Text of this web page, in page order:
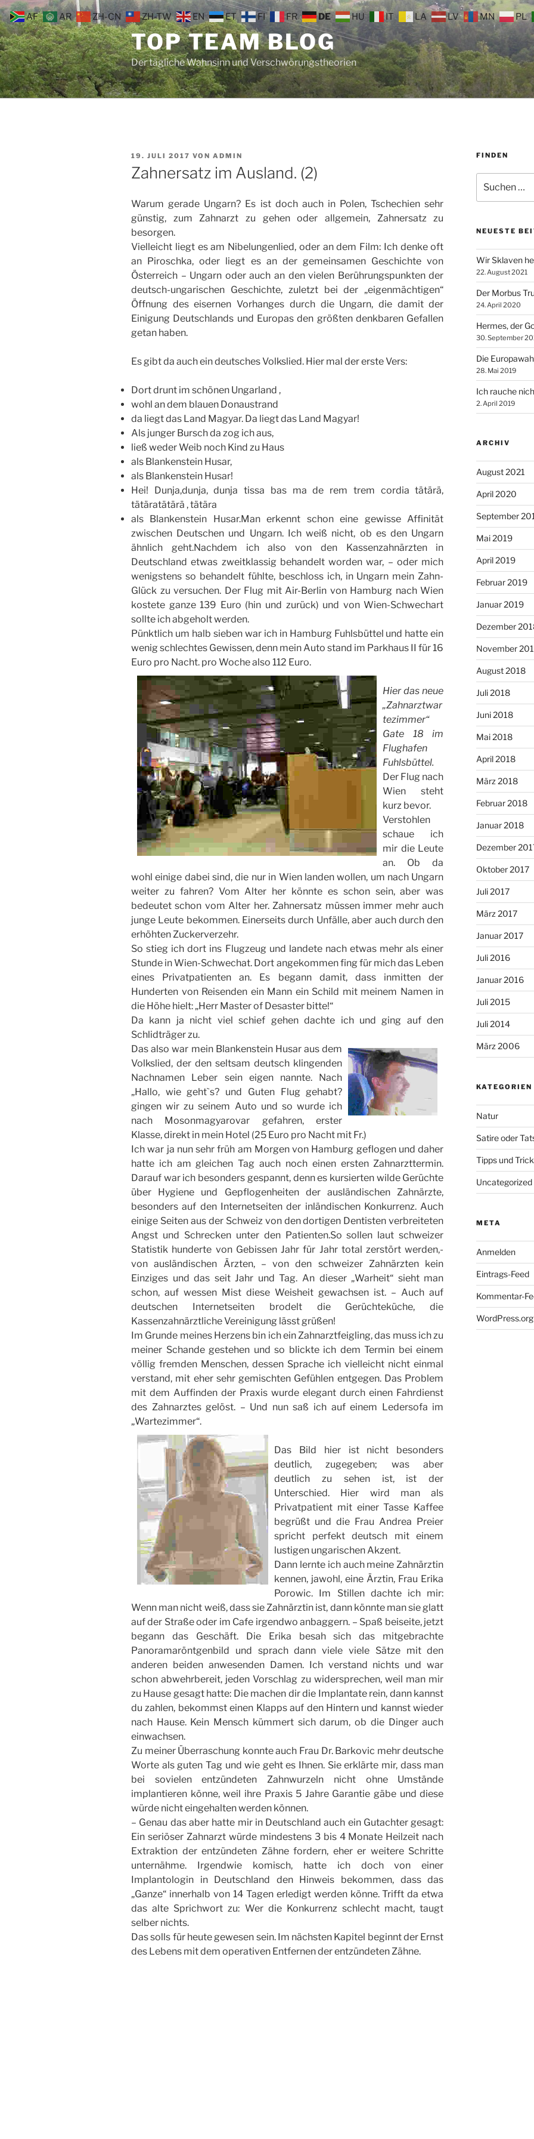
Zum
Inhalt
springen
TOP TEAM BLOG
Der tägliche Wahnsinn und Verschwörungstheorien
VERÖFFENTLICHT
AM
19. JULI 2017 VON ADMIN
Zahnersatz im Ausland. (2)
Warum gerade Ungarn? Es ist doch auch in Polen, Tschechien sehr
günstig, zum Zahnarzt zu gehen oder allgemein, Zahnersatz zu
besorgen.
Vielleicht liegt es am Nibelungenlied, oder an dem Film: Ich denke oft
an Piroschka, oder liegt es an der gemeinsamen Geschichte von
Österreich – Ungarn oder auch an den vielen Berührungspunkten der
deutsch-ungarischen Geschichte, zuletzt bei der „eigenmächtigen“
Öffnung des eisernen Vorhanges durch die Ungarn, die damit der
Einigung Deutschlands und Europas den größten denkbaren Gefallen
getan haben.
Es gibt da auch ein deutsches Volkslied. Hier mal der erste Vers:
Dort drunt im schönen Ungarland ,
wohl an dem blauen Donaustrand
da liegt das Land Magyar. Da liegt das Land Magyar!
Als junger Bursch da zog ich aus,
ließ weder Weib noch Kind zu Haus
als Blankenstein Husar,
als Blankenstein Husar!
Hei! Dunja,dunja, dunja tissa bas ma de rem trem cordia tätärä,
tätäratätärä , tätära
als Blankenstein Husar.Man erkennt schon eine gewisse Affinität
zwischen Deutschen und Ungarn. Ich weiß nicht, ob es den Ungarn
ähnlich geht.Nachdem ich also von den Kassenzahnärzten in
Deutschland etwas zweitklassig behandelt worden war, – oder mich
wenigstens so behandelt fühlte, beschloss ich, in Ungarn mein Zahn-
Glück zu versuchen. Der Flug mit Air-Berlin von Hamburg nach Wien
kostete ganze 139 Euro (hin und zurück) und von Wien-Schwechart
sollte ich abgeholt werden.
Pünktlich um halb sieben war ich in Hamburg Fuhlsbüttel und hatte ein
wenig schlechtes Gewissen, denn mein Auto stand im Parkhaus II für 16
Euro pro Nacht. pro Woche also 112 Euro.
Hier das neue
„Zahnarztwar
tezimmer“
Gate 18 im
Flughafen
Fuhlsbüttel.
Der Flug nach
Wien steht
kurz bevor.
Verstohlen
schaue ich
mir die Leute
an. Ob da
wohl einige dabei sind, die nur in Wien landen wollen, um nach Ungarn
weiter zu fahren? Vom Alter her könnte es schon sein, aber was
bedeutet schon vom Alter her. Zahnersatz müssen immer mehr auch
junge Leute bekommen. Einerseits durch Unfälle, aber auch durch den
erhöhten Zuckerverzehr.
So stieg ich dort ins Flugzeug und landete nach etwas mehr als einer
Stunde in Wien-Schwechat. Dort angekommen fing für mich das Leben
eines Privatpatienten an. Es begann damit, dass inmitten der
Hunderten von Reisenden ein Mann ein Schild mit meinem Namen in
die Höhe hielt: „Herr Master of Desaster bitte!“
Da kann ja nicht viel schief gehen dachte ich und ging auf den
Schlidträger zu.
Das also war mein Blankenstein Husar aus dem
Volkslied, der den seltsam deutsch klingenden
Nachnamen Leber sein eigen nannte. Nach
„Hallo, wie geht`s? und Guten Flug gehabt?
gingen wir zu seinem Auto und so wurde ich
nach Mosonmagyarovar gefahren, erster
Klasse, direkt in mein Hotel (25 Euro pro Nacht mit Fr.)
Ich war ja nun sehr früh am Morgen von Hamburg geflogen und daher
hatte ich am gleichen Tag auch noch einen ersten Zahnarzttermin.
Darauf war ich besonders gespannt, denn es kursierten wilde Gerüchte
über Hygiene und Gepflogenheiten der ausländischen Zahnärzte,
besonders auf den Internetseiten der inländischen Konkurrenz. Auch
einige Seiten aus der Schweiz von den dortigen Dentisten verbreiteten
Angst und Schrecken unter den Patienten.So sollen laut schweizer
Statistik hunderte von Gebissen Jahr für Jahr total zerstört werden,-
von ausländischen Ärzten, – von den schweizer Zahnärzten kein
Einziges und das seit Jahr und Tag. An dieser „Warheit“ sieht man
schon, auf wessen Mist diese Weisheit gewachsen ist. – Auch auf
deutschen Internetseiten brodelt die Gerüchteküche, die
Kassenzahnärztliche Vereinigung lässt grüßen!
Im Grunde meines Herzens bin ich ein Zahnarztfeigling, das muss ich zu
meiner Schande gestehen und so blickte ich dem Termin bei einem
völlig fremden Menschen, dessen Sprache ich vielleicht nicht einmal
verstand, mit eher sehr gemischten Gefühlen entgegen. Das Problem
mit dem Auffinden der Praxis wurde elegant durch einen Fahrdienst
des Zahnarztes gelöst. – Und nun saß ich auf einem Ledersofa im
„Wartezimmer“.
Das Bild hier ist nicht besonders
deutlich, zugegeben; was aber
deutlich zu sehen ist, ist der
Unterschied. Hier wird man als
Privatpatient mit einer Tasse Kaffee
begrüßt und die Frau Andrea Preier
spricht perfekt deutsch mit einem
lustigen ungarischen Akzent.
Dann lernte ich auch meine Zahnärztin
kennen, jawohl, eine Ärztin, Frau Erika
Porowic. Im Stillen dachte ich mir:
Wenn man nicht weiß, dass sie Zahnärztin ist, dann könnte man sie glatt
auf der Straße oder im Cafe irgendwo anbaggern. – Spaß beiseite, jetzt
begann das Geschäft. Die Erika besah sich das mitgebrachte
Panoramaröntgenbild und sprach dann viele viele Sätze mit den
anderen beiden anwesenden Damen. Ich verstand nichts und war
schon abwehrbereit, jeden Vorschlag zu widersprechen, weil man mir
zu Hause gesagt hatte: Die machen dir die Implantate rein, dann kannst
du zahlen, bekommst einen Klapps auf den Hintern und kannst wieder
nach Hause. Kein Mensch kümmert sich darum, ob die Dinger auch
einwachsen.
Zu meiner Überraschung konnte auch Frau Dr. Barkovic mehr deutsche
Worte als guten Tag und wie geht es Ihnen. Sie erklärte mir, dass man
bei sovielen entzündeten Zahnwurzeln nicht ohne Umstände
implantieren könne, weil ihre Praxis 5 Jahre Garantie gäbe und diese
würde nicht eingehalten werden können.
– Genau das aber hatte mir in Deutschland auch ein Gutachter gesagt:
Ein seriöser Zahnarzt würde mindestens 3 bis 4 Monate Heilzeit nach
Extraktion der entzündeten Zähne fordern, eher er weitere Schritte
unternähme. Irgendwie komisch, hatte ich doch von einer
Implantologin in Deutschland den Hinweis bekommen, dass das
„Ganze“ innerhalb von 14 Tagen erledigt werden könne. Trifft da etwa
das alte Sprichwort zu: Wer die Konkurrenz schlecht macht, taugt
selber nichts.
Das solls für heute gewesen sein. Im nächsten Kapitel beginnt der Ernst
des Lebens mit dem operativen Entfernen der entzündeten Zähne.
FINDEN
nach:
NEUESTE
Wir Sklaven
22. August 2021
Der Morbus
24. April 2020
Hermes, der
30. September
Die
28. Mai 2019
Ich rauche
2. April 2019
ARCHIV
August 2021
April 2020
September
Mai 2019
April 2019
Februar 2019
Januar 2019
Dezember
November
August 2018
Juli 2018
Juni 2018
Mai 2018
April 2018
März 2018
Februar 2018
Januar 2018
Dezember
Oktober 2017
Juli 2017
März 2017
Januar 2017
Juli 2016
Januar 2016
Juli 2015
Juli 2014
März 2006
KATEGORIEN
Natur
Satire oder
Tipps und
Uncategorized
META
Anmelden
Eintrags-Feed
Kommentar-
WordPress.org
AF AR ZH-CN ZH-TW EN ET FI FR DE HU IT LA LV MN PL